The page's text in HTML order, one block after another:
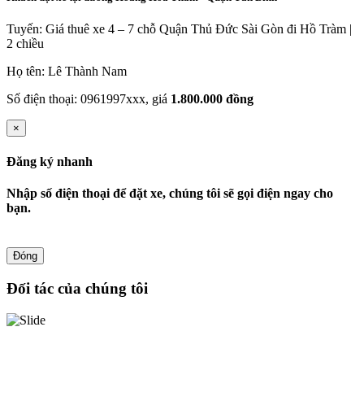
Tuyến: Giá thuê xe 4 – 7 chỗ Quận Thủ Đức Sài Gòn đi Hồ Tràm |
2 chiều
Họ tên: Lê Thành Nam
Số điện thoại: 0961997xxx, giá 1.800.000 đồng
×
Đăng ký nhanh
Nhập số điện thoại để đặt xe, chúng tôi sẽ gọi điện ngay cho
bạn.
Đóng
Đối tác của chúng tôi